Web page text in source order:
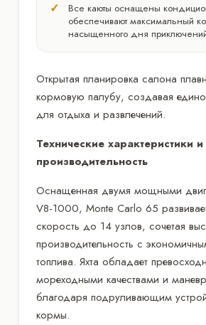
Все каюты оснащены
обеспечивают максимальный
насыщенного дня
Открытая планировка салона
кормовую палубу, создавая
для отдыха и развлечений.
Технические характеристики и
производительность
Оснащенная двумя мощными
V8-1000, Monte Carlo 65
скорость до 14 узлов, сочетая
производительность с
топлива. Яхта обладает
мореходными качествами и
благодаря подруливающим
кормы.